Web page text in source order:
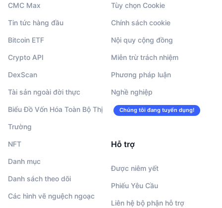
CMC Max
Tin tức hàng đầu
Bitcoin ETF
Crypto API
DexScan
Tài sản ngoài đời thực
Biểu Đồ Vốn Hóa Toàn Bộ Thị
Trường
NFT
Danh mục
Danh sách theo dõi
Các hình vẽ nguệch ngoạc
Tùy chọn Cookie
Chính sách cookie
Nội quy cộng đồng
Miễn trừ trách nhiệm
Phương pháp luận
Nghề nghiệp
Chúng tôi đang tuyển dụng!
Hỗ trợ
Được niêm yết
Phiếu Yêu Cầu
Liên hệ bộ phận hỗ trợ